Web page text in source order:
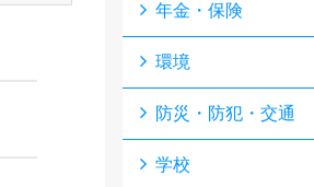
年金・保険
環境
防災・防犯・交通
学校